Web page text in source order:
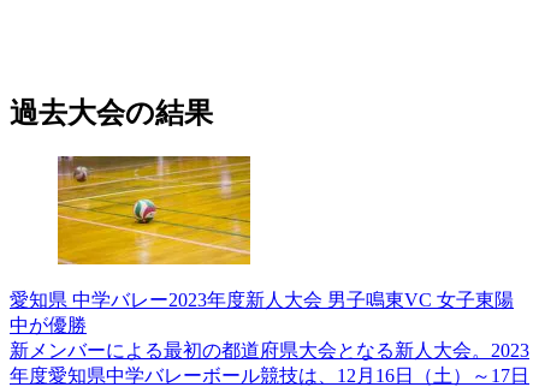
過去大会の結果
愛知県 中学バレー2023年度新人大会 男子鳴東VC 女子東陽
中が優勝
新メンバーによる最初の都道府県大会となる新人大会。2023
年度愛知県中学バレーボール競技は、12月16日（土）～17日